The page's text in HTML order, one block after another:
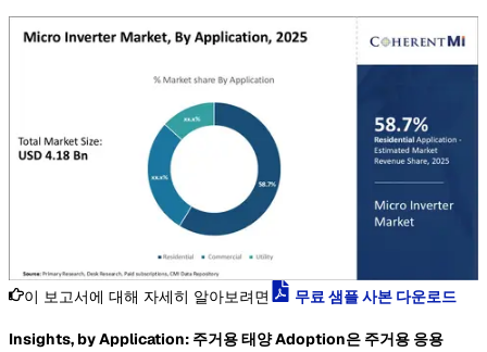
이 보고서에 대해 자세히 알아보려면 무료 샘플 사본 다운로드
Insights, by Application: 주거용 태양 Adoption은 주거용 응용